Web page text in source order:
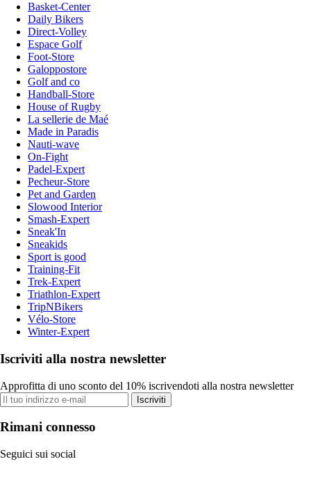
Basket-Center
Daily Bikers
Direct-Volley
Espace Golf
Foot-Store
Galoppostore
Golf and co
Handball-Store
House of Rugby
La sellerie de Maé
Made in Paradis
Nauti-wave
On-Fight
Padel-Expert
Pecheur-Store
Pet and Garden
Slowood Interior
Smash-Expert
Sneak'In
Sneakids
Sport is good
Training-Fit
Trek-Expert
Triathlon-Expert
TripNBikers
Vélo-Store
Winter-Expert
Iscriviti alla nostra newsletter
Approfitta di uno sconto del 10% iscrivendoti alla nostra newsletter
Iscriviti
Rimani connesso
Seguici sui social